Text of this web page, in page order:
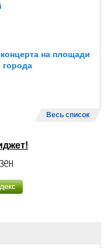
на площади
Весь список